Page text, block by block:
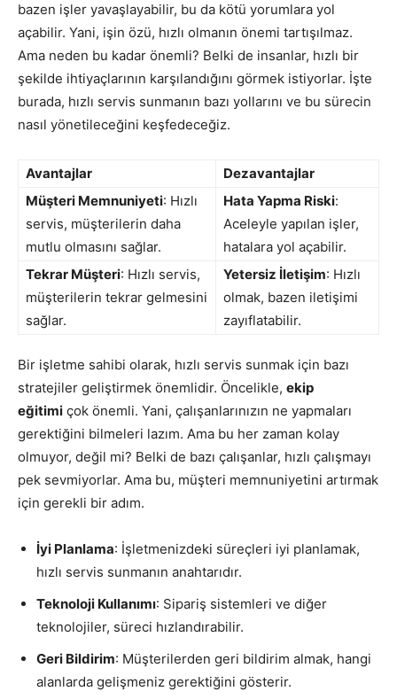
bazen işler yavaşlayabilir, bu da kötü yorumlara yol
açabilir. Yani, işin özü, hızlı olmanın önemi tartışılmaz.
Ama neden bu kadar önemli? Belki de insanlar, hızlı bir
şekilde ihtiyaçlarının karşılandığını görmek istiyorlar. İşte
burada, hızlı servis sunmanın bazı yollarını ve bu sürecin
nasıl yönetileceğini keşfedeceğiz.
Avantajlar
Dezavantajlar
Müşteri Memnuniyeti: Hızlı
servis, müşterilerin daha
mutlu olmasını sağlar.
Hata Yapma Riski:
Aceleyle yapılan işler,
hatalara yol açabilir.
Tekrar Müşteri: Hızlı servis,
müşterilerin tekrar gelmesini
sağlar.
Yetersiz İletişim: Hızlı
olmak, bazen iletişimi
zayıflatabilir.
Bir işletme sahibi olarak, hızlı servis sunmak için bazı
stratejiler geliştirmek önemlidir. Öncelikle, ekip
eğitimi çok önemli. Yani, çalışanlarınızın ne yapmaları
gerektiğini bilmeleri lazım. Ama bu her zaman kolay
olmuyor, değil mi? Belki de bazı çalışanlar, hızlı çalışmayı
pek sevmiyorlar. Ama bu, müşteri memnuniyetini artırmak
için gerekli bir adım.
İyi Planlama: İşletmenizdeki süreçleri iyi planlamak,
hızlı servis sunmanın anahtarıdır.
Teknoloji Kullanımı: Sipariş sistemleri ve diğer
teknolojiler, süreci hızlandırabilir.
Geri Bildirim: Müşterilerden geri bildirim almak, hangi
alanlarda gelişmeniz gerektiğini gösterir.